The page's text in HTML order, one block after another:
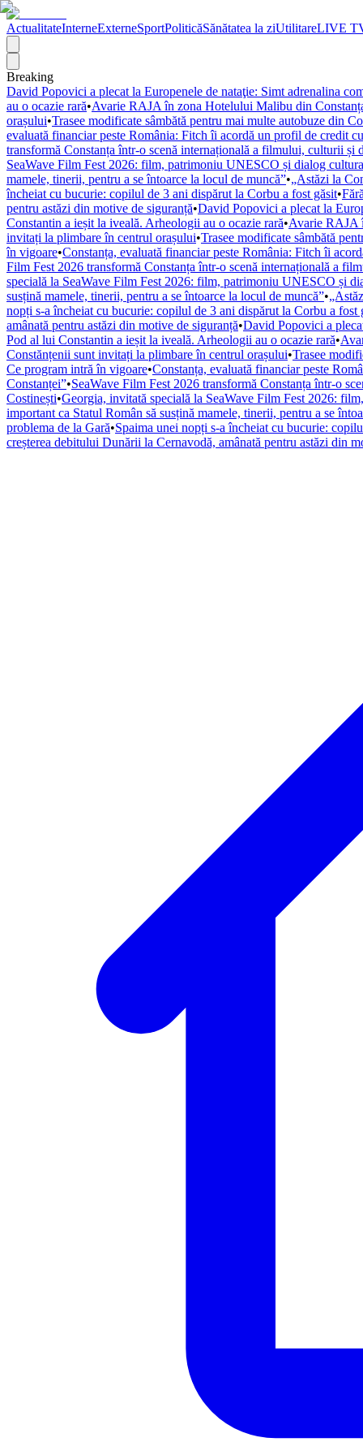
ActualitateInterneExterneSportPoliticăSănătatea la ziUtilitareLIVE
Breaking
David Popovici a plecat la Europenele de nataţie: Simt adrenalina
au o ocazie rară•Avarie RAJA în zona Hotelului Malibu din
orașului•Trasee modificate sâmbătă pentru mai multe autobuze din
evaluată financiar peste România: Fitch îi acordă un profil de credit
transformă Constanța într-o scenă internațională a filmului, culturii și
SeaWave Film Fest 2026: film, patrimoniu UNESCO și dialog
mamele, tinerii, pentru a se întoarce la locul de muncă”•„Astăzi la
încheiat cu bucurie: copilul de 3 ani dispărut la Corbu a fost găsit•
pentru astăzi din motive de siguranță•David Popovici a plecat la
Constantin a ieșit la iveală. Arheologii au o ocazie rară•Avarie RAJA
invitați la plimbare în centrul orașului•Trasee modificate sâmbătă
în vigoare•Constanța, evaluată financiar peste România: Fitch îi
Film Fest 2026 transformă Constanța într-o scenă internațională a
specială la SeaWave Film Fest 2026: film, patrimoniu UNESCO și
susțină mamele, tinerii, pentru a se întoarce la locul de muncă”•
nopți s-a încheiat cu bucurie: copilul de 3 ani dispărut la Corbu a fost
amânată pentru astăzi din motive de siguranță•David Popovici a
Pod al lui Constantin a ieșit la iveală. Arheologii au o ocazie rară•
Constănțenii sunt invitați la plimbare în centrul orașului•Trasee
Ce program intră în vigoare•Constanța, evaluată financiar peste
Constanței”•SeaWave Film Fest 2026 transformă Constanța într-o
Costinești•Georgia, invitată specială la SeaWave Film Fest 2026:
important ca Statul Român să susțină mamele, tinerii, pentru a se
problema de la Gară•Spaima unei nopți s-a încheiat cu bucurie:
creșterea debitului Dunării la Cernavodă, amânată pentru astăzi din